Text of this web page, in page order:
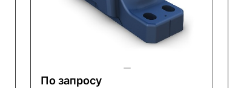
По запросу